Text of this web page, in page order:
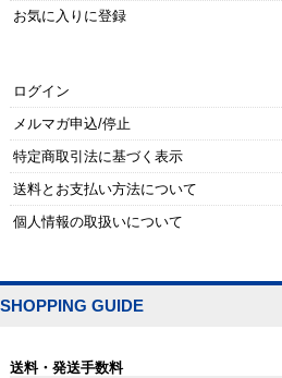
お気に入りに登録
ログイン
メルマガ申込/停止
特定商取引法に基づく表示
送料とお支払い方法について
個人情報の取扱いについて
SHOPPING GUIDE
送料・発送手数料